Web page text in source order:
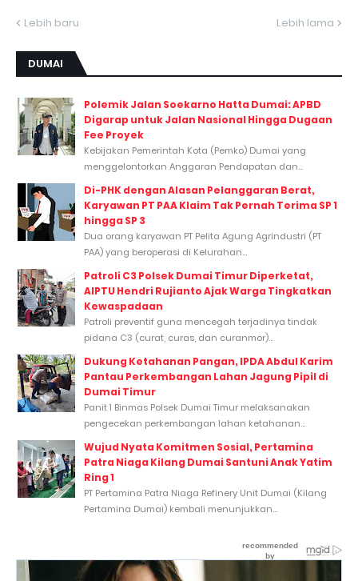
Lebih baru Lebih lama
DUMAI
Polemik Jalan Soekarno Hatta Dumai: APBD
Digarap untuk Jalan Nasional Hingga Dugaan
Fee Proyek
Kebijakan Pemerintah Kota (Pemko) Dumai yang
menggelontorkan Anggaran Pendapatan dan...
Di-PHK dengan Alasan Pelanggaran Berat,
Karyawan PT PAA Klaim Tak Pernah Terima SP 1
hingga SP 3
Dua orang karyawan PT Pelita Agung Agrindustri (PT
PAA) yang beroperasi di Kelurahan...
Patroli C3 Polsek Dumai Timur Diperketat,
AIPTU Hendri Rujianto Ajak Warga Tingkatkan
Kewaspadaan
Patroli preventif guna mencegah terjadinya tindak
pidana C3 (curat, curas, dan curanmor)...
Dukung Ketahanan Pangan, IPDA Abdul Karim
Pantau Perkembangan Lahan Jagung Pipil di
Dumai Timur
Panit 1 Binmas Polsek Dumai Timur melaksanakan
pengecekan perkembangan lahan ketahanan...
Wujud Nyata Komitmen Sosial, Pertamina
Patra Niaga Kilang Dumai Santuni Anak Yatim
Ring 1
PT Pertamina Patra Niaga Refinery Unit Dumai (Kilang
Pertamina Dumai) kembali menunjukkan...